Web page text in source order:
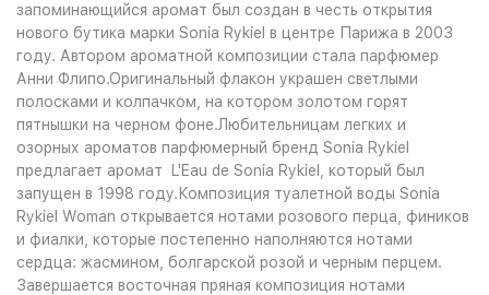
запоминающийся аромат был создан в честь открытия
нового бутика марки Sonia Rykiel в центре Парижа в 2003
году. Автором ароматной композиции стала парфюмер
Анни Флипо.Оригинальный флакон украшен светлыми
полосками и колпачком, на котором золотом горят
пятнышки на черном фоне.Любительницам легких и
озорных ароматов парфюмерный бренд Sonia Rykiel
предлагает аромат L'Eau de Sonia Rykiel, который был
запущен в 1998 году.Композиция туалетной воды Sonia
Rykiel Woman открывается нотами розового перца, фиников
и фиалки, которые постепенно наполняются нотами
сердца: жасмином, болгарской розой и черным перцем.
Завершается восточная пряная композиция нотами